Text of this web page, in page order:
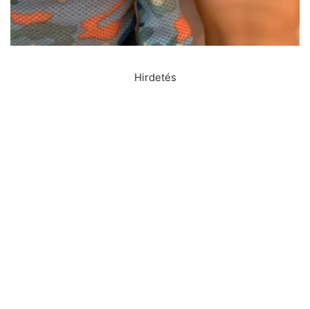
Hirdetés